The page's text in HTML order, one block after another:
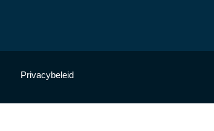
Privacybeleid